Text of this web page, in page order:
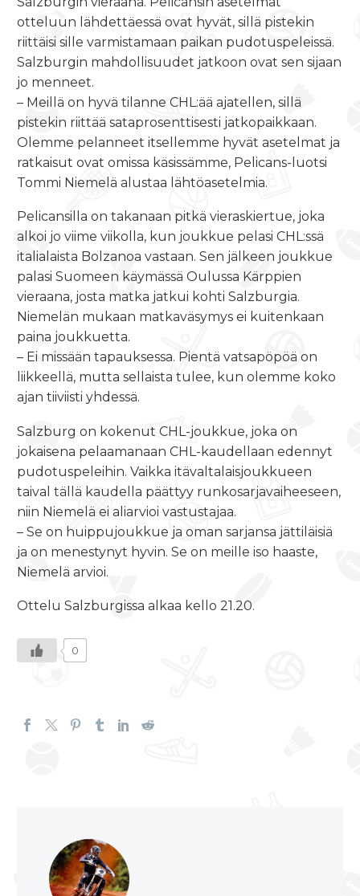
otteluun lähdettäessä ovat hyvät, sillä pistekin
riittäisi sille varmistamaan paikan pudotuspeleissä.
Salzburgin mahdollisuudet jatkoon ovat sen sijaan
jo menneet.
– Meillä on hyvä tilanne CHL:ää ajatellen, sillä
pistekin riittää sataprosenttisesti jatkopaikkaan.
Olemme pelanneet itsellemme hyvät asetelmat ja
ratkaisut ovat omissa käsissämme, Pelicans-luotsi
Tommi Niemelä alustaa lähtöasetelmia.
Pelicansilla on takanaan pitkä vieraskiertue, joka
alkoi jo viime viikolla, kun joukkue pelasi CHL:ssä
italialaista Bolzanoa vastaan. Sen jälkeen joukkue
palasi Suomeen käymässä Oulussa Kärppien
vieraana, josta matka jatkui kohti Salzburgia.
Niemelän mukaan matkaväsymys ei kuitenkaan
paina joukkuetta.
– Ei missään tapauksessa. Pientä vatsapöpöä on
liikkeellä, mutta sellaista tulee, kun olemme koko
ajan tiiviisti yhdessä.
Salzburg on kokenut CHL-joukkue, joka on
jokaisena pelaamanaan CHL-kaudellaan edennyt
pudotuspeleihin. Vaikka itävaltalaisjoukkueen
taival tällä kaudella päättyy runkosarjavaiheeseen,
niin Niemelä ei aliarvioi vastustajaa.
– Se on huippujoukkue ja oman sarjansa jättiläisiä
ja on menestynyt hyvin. Se on meille iso haaste,
Niemelä arvioi.
Ottelu Salzburgissa alkaa kello 21.20.
0